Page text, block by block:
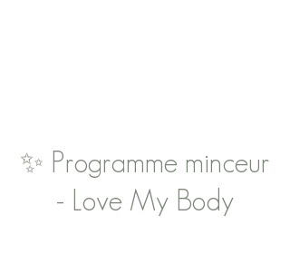
✨ Programme minceur
- Love My Body